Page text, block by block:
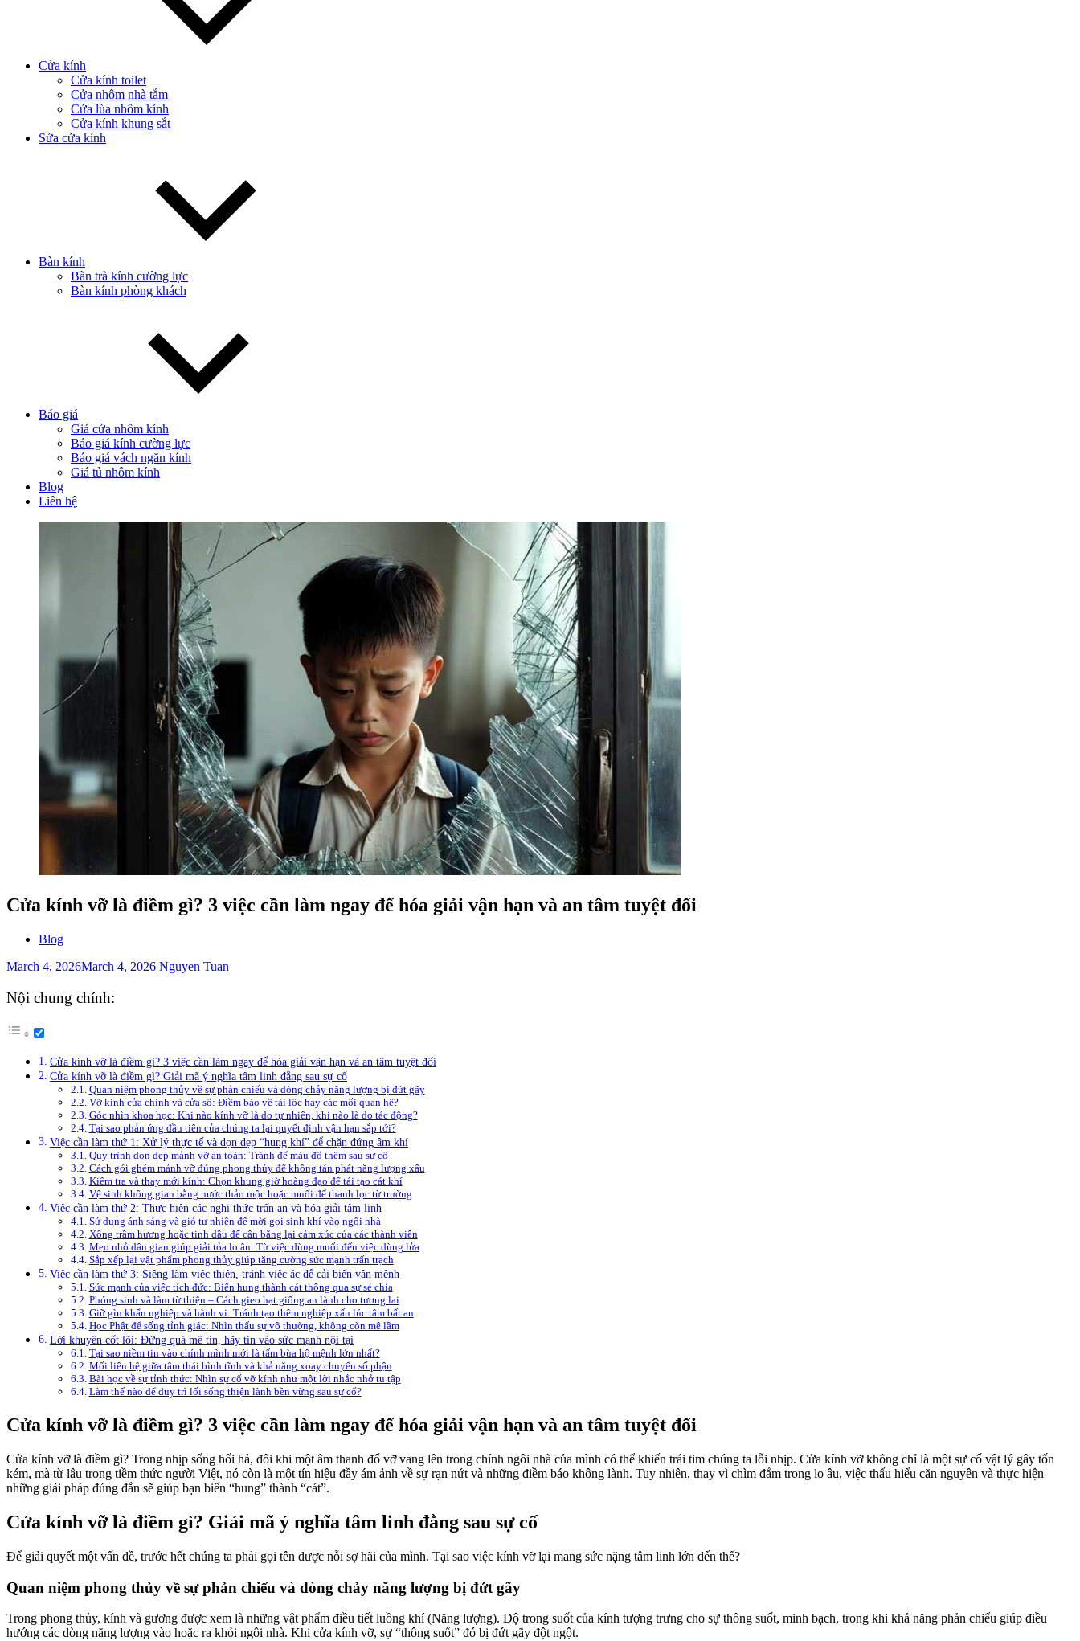
Cửa kính
Cửa kính toilet
Cửa nhôm nhà tắm
Cửa lùa nhôm kính
Cửa kính khung sắt
Sửa cửa kính
Bàn kính
Bàn trà kính cường lực
Bàn kính phòng khách
Báo giá
Giá cửa nhôm kính
Báo giá kính cường lực
Báo giá vách ngăn kính
Giá tủ nhôm kính
Blog
Liên hệ
Cửa kính vỡ là điềm gì? 3 việc cần làm ngay để hóa giải vận hạn và an tâm tuyệt đối
Blog
March 4, 2026March 4, 2026 Nguyen Tuan
Nội chung chính:
Cửa kính vỡ là điềm gì? 3 việc cần làm ngay để hóa giải vận hạn và an tâm tuyệt đối
Cửa kính vỡ là điềm gì? Giải mã ý nghĩa tâm linh đằng sau sự cố
Quan niệm phong thủy về sự phản chiếu và dòng chảy năng lượng bị đứt gãy
Vỡ kính cửa chính và cửa sổ: Điềm báo về tài lộc hay các mối quan hệ?
Góc nhìn khoa học: Khi nào kính vỡ là do tự nhiên, khi nào là do tác động?
Tại sao phản ứng đầu tiên của chúng ta lại quyết định vận hạn sắp tới?
Việc cần làm thứ 1: Xử lý thực tế và dọn dẹp “hung khí” để chặn đứng âm khí
Quy trình dọn dẹp mảnh vỡ an toàn: Tránh để máu đổ thêm sau sự cố
Cách gói ghém mảnh vỡ đúng phong thủy để không tán phát năng lượng xấu
Kiểm tra và thay mới kính: Chọn khung giờ hoàng đạo để tái tạo cát khí
Vệ sinh không gian bằng nước thảo mộc hoặc muối để thanh lọc từ trường
Việc cần làm thứ 2: Thực hiện các nghi thức trấn an và hóa giải tâm linh
Sử dụng ánh sáng và gió tự nhiên để mời gọi sinh khí vào ngôi nhà
Xông trầm hương hoặc tinh dầu để cân bằng lại cảm xúc của các thành viên
Mẹo nhỏ dân gian giúp giải tỏa lo âu: Từ việc dùng muối đến việc dùng lửa
Sắp xếp lại vật phẩm phong thủy giúp tăng cường sức mạnh trấn trạch
Việc cần làm thứ 3: Siêng làm việc thiện, tránh việc ác để cải biến vận mệnh
Sức mạnh của việc tích đức: Biến hung thành cát thông qua sự sẻ chia
Phóng sinh và làm từ thiện – Cách gieo hạt giống an lành cho tương lai
Giữ gìn khẩu nghiệp và hành vi: Tránh tạo thêm nghiệp xấu lúc tâm bất an
Học Phật để sống tỉnh giác: Nhìn thấu sự vô thường, không còn mê lầm
Lời khuyên cốt lõi: Đừng quá mê tín, hãy tin vào sức mạnh nội tại
Tại sao niềm tin vào chính mình mới là tấm bùa hộ mệnh lớn nhất?
Mối liên hệ giữa tâm thái bình tĩnh và khả năng xoay chuyển số phận
Bài học về sự tỉnh thức: Nhìn sự cố vỡ kính như một lời nhắc nhở tu tập
Làm thế nào để duy trì lối sống thiện lành bền vững sau sự cố?
Cửa kính vỡ là điềm gì? 3 việc cần làm ngay để hóa giải vận hạn và an tâm tuyệt đối
Cửa kính vỡ là điềm gì? Trong nhịp sống hối hả, đôi khi một âm thanh đổ vỡ vang lên trong chính ngôi nhà của mình có thể khiến trái tim chúng ta lỗi nhịp. Cửa kính vỡ không chỉ là một sự cố vật lý gây tốn
kém, mà từ lâu trong tiềm thức người Việt, nó còn là một tín hiệu đầy ám ảnh về sự rạn nứt và những điềm báo không lành. Tuy nhiên, thay vì chìm đắm trong lo âu, việc thấu hiểu căn nguyên và thực hiện
những giải pháp đúng đắn sẽ giúp bạn biến “hung” thành “cát”.
Cửa kính vỡ là điềm gì? Giải mã ý nghĩa tâm linh đằng sau sự cố
Để giải quyết một vấn đề, trước hết chúng ta phải gọi tên được nỗi sợ hãi của mình. Tại sao việc kính vỡ lại mang sức nặng tâm linh lớn đến thế?
Quan niệm phong thủy về sự phản chiếu và dòng chảy năng lượng bị đứt gãy
Trong phong thủy, kính và gương được xem là những vật phẩm điều tiết luồng khí (Năng lượng). Độ trong suốt của kính tượng trưng cho sự thông suốt, minh bạch, trong khi khả năng phản chiếu giúp điều
hướng các dòng năng lượng vào hoặc ra khỏi ngôi nhà. Khi cửa kính vỡ, sự “thông suốt” đó bị đứt gãy đột ngột.